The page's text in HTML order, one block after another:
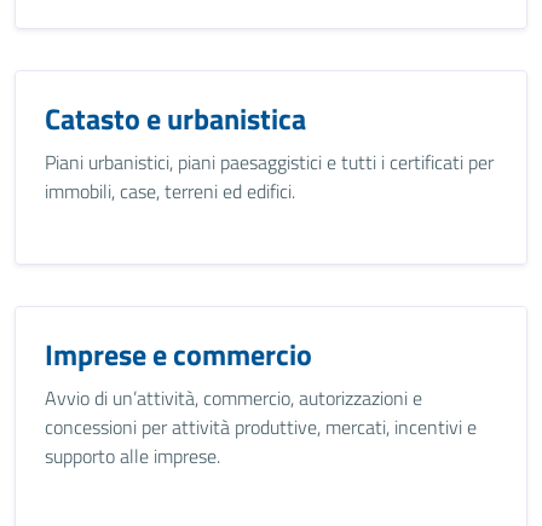
Catasto e urbanistica
Piani urbanistici, piani paesaggistici e tutti i certificati per
immobili, case, terreni ed edifici.
Imprese e commercio
Avvio di un’attività, commercio, autorizzazioni e
concessioni per attività produttive, mercati, incentivi e
supporto alle imprese.